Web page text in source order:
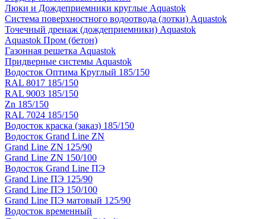
Люки и Дождеприемники круглые Aquastok
Система поверхностного водоотвода (лотки) Aquastok
Точечный дренаж (дождеприемники) Aquastok
Aquastok Пром (бетон)
Газонная решетка Aquastok
Придверные системы Aquastok
Водосток Оптима Круглый 185/150
RAL 8017 185/150
RAL 9003 185/150
Zn 185/150
RAL 7024 185/150
Водосток краска (заказ) 185/150
Водосток Grand Line ZN
Grand Line ZN 125/90
Grand Line ZN 150/100
Водосток Grand Line ПЭ
Grand Line ПЭ 125/90
Grand Line ПЭ 150/100
Grand Line ПЭ матовый 125/90
Водосток временный